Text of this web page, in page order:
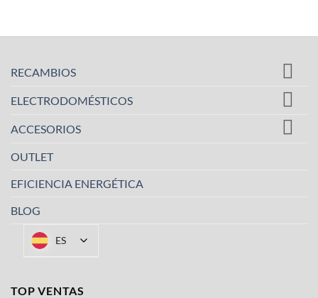
múltiples
RECAMBIOS
ELECTRODOMÉSTICOS
ACCESORIOS
OUTLET
EFICIENCIA ENERGÉTICA
BLOG
ES
TOP VENTAS